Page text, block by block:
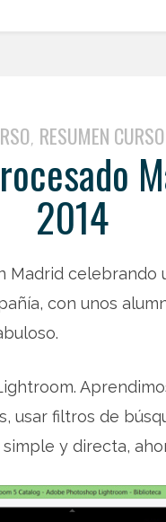
, RESUMEN CURSO
2014
Madrid
con unos
usar filtros de
y directa,